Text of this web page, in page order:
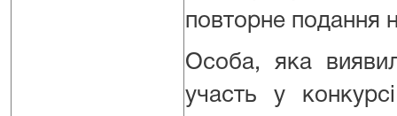
повторне подання
Особа, яка
участь у